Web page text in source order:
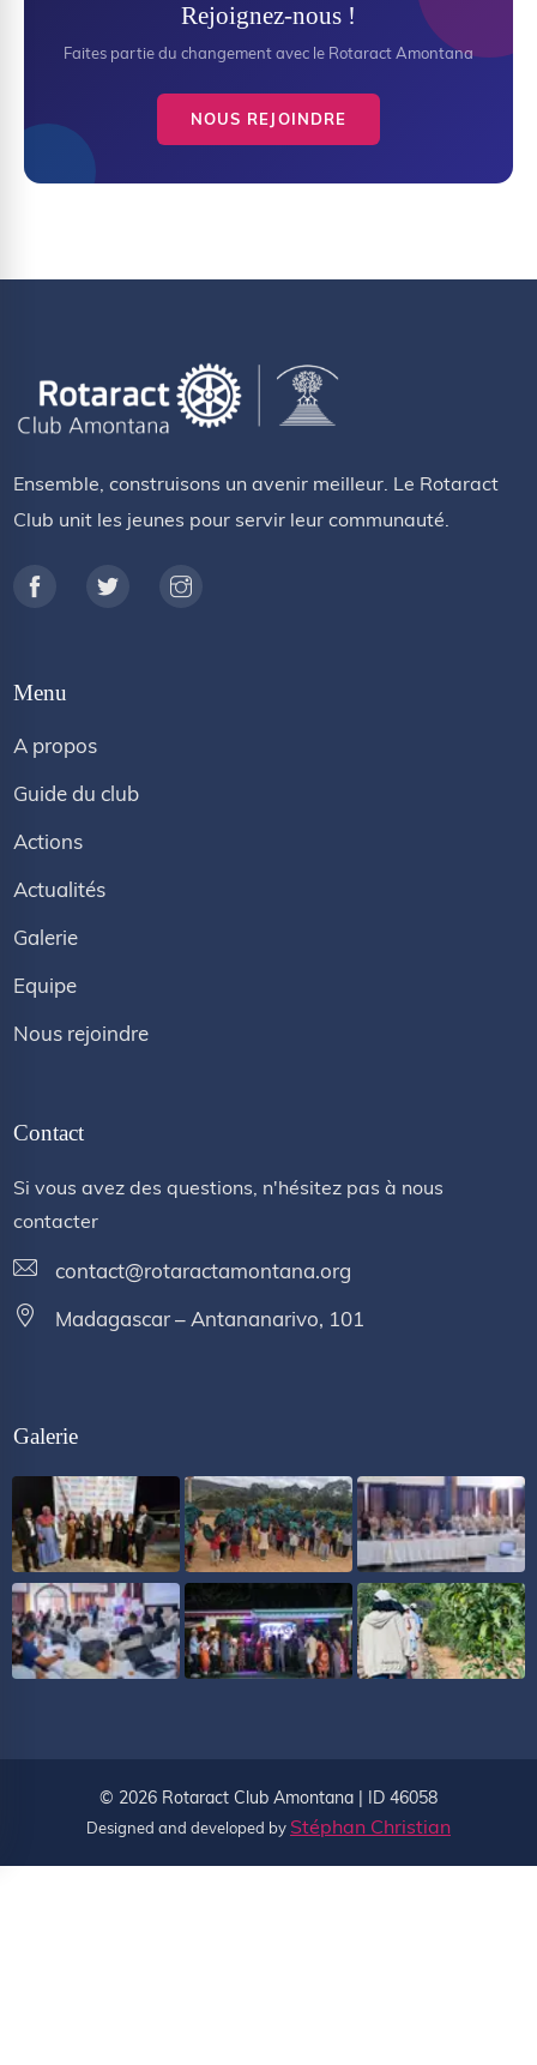
Rejoignez-nous !
Faites partie du changement avec le Rotaract Amontana
NOUS REJOINDRE
Ensemble, construisons un avenir meilleur. Le Rotaract
Club unit les jeunes pour servir leur communauté.
Menu
A propos
Guide du club
Actions
Actualités
Galerie
Equipe
Nous rejoindre
Contact
Si vous avez des questions, n'hésitez pas à nous
contacter
contact@rotaractamontana.org
Madagascar – Antananarivo, 101
Galerie
© 2026 Rotaract Club Amontana | ID 46058
Designed and developed by Stéphan Christian